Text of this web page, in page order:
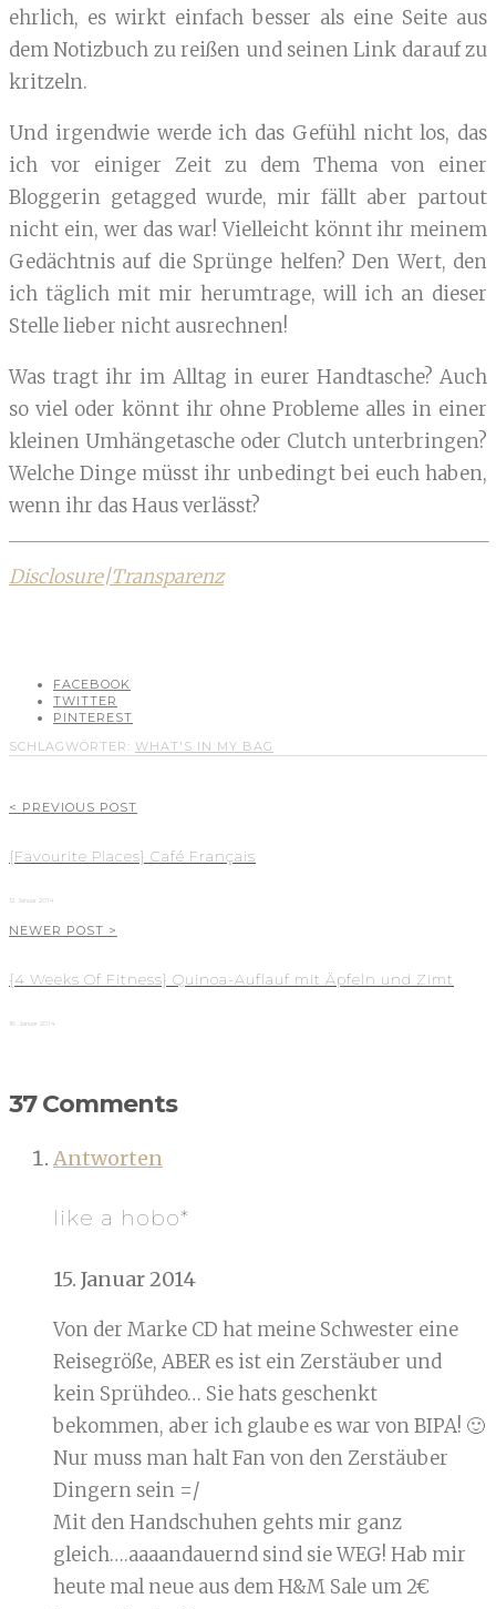
ehrlich, es wirkt einfach besser als eine Seite aus
dem Notizbuch zu reißen und seinen Link darauf zu
kritzeln.
Und irgendwie werde ich das Gefühl nicht los, das
ich vor einiger Zeit zu dem Thema von einer
Bloggerin getagged wurde, mir fällt aber partout
nicht ein, wer das war! Vielleicht könnt ihr meinem
Gedächtnis auf die Sprünge helfen? Den Wert, den
ich täglich mit mir herumtrage, will ich an dieser
Stelle lieber nicht ausrechnen!
Was tragt ihr im Alltag in eurer Handtasche? Auch
so viel oder könnt ihr ohne Probleme alles in einer
kleinen Umhängetasche oder Clutch unterbringen?
Welche Dinge müsst ihr unbedingt bei euch haben,
wenn ihr das Haus verlässt?
Disclosure|Transparenz
FACEBOOK
TWITTER
PINTEREST
SCHLAGWÖRTER: WHAT'S IN MY BAG
< PREVIOUS POST
{Favourite Places} Café Français
12. Januar 2014
NEWER POST >
{4 Weeks Of Fitness} Quinoa-Auflauf mit Äpfeln und Zimt
16. Januar 2014
37 Comments
Antworten
like a hobo*
15. Januar 2014
Von der Marke CD hat meine Schwester eine
Reisegröße, ABER es ist ein Zerstäuber und
kein Sprühdeo… Sie hats geschenkt
bekommen, aber ich glaube es war von BIPA! 🙂
Nur muss man halt Fan von den Zerstäuber
Dingern sein =/
Mit den Handschuhen gehts mir ganz
gleich….aaaandauernd sind sie WEG! Hab mir
heute mal neue aus dem H&M Sale um 2€